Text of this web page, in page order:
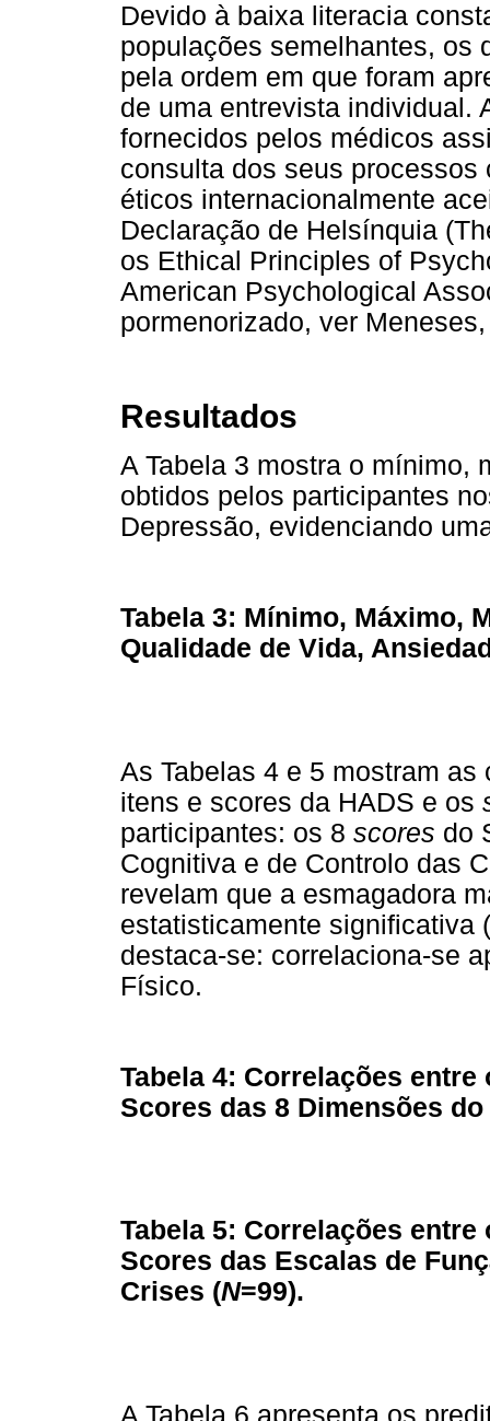
Devido à baixa literacia
populações semelhantes, os
pela ordem em que foram
de uma entrevista individual.
fornecidos pelos médicos
consulta dos seus
éticos internacionalmente
Declaração de Helsínquia
os Ethical Principles of
American Psychological
pormenorizado, ver
Resultados
A Tabela 3 mostra o mínimo,
obtidos pelos participantes
Depressão, evidenciando
Tabela 3: Mínimo, Máximo,
Qualidade de Vida,
As Tabelas 4 e 5 mostram
itens e scores da HADS e os
participantes: os 8 scores do
Cognitiva e de Controlo das
revelam que a esmagadora
estatisticamente significativa
destaca-se: correlaciona-se
Físico.
Tabela 4: Correlações
Scores das 8 Dimensões do
Tabela 5: Correlações
Scores das Escalas de
Crises (N=99).
A Tabela 6 apresenta os